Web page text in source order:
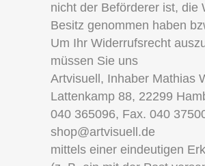
nicht der Beförderer ist, die
Besitz genommen haben
Um Ihr Widerrufsrecht
müssen Sie uns
Artvisuell, Inhaber Mathias
Lattenkamp 88, 22299
040 365096, Fax. 040
shop@artvisuell.de
mittels einer eindeutigen